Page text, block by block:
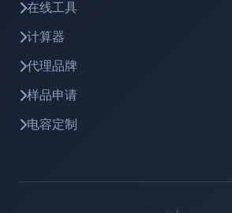
在线工具
计算器
代理品牌
样品申请
电容定制